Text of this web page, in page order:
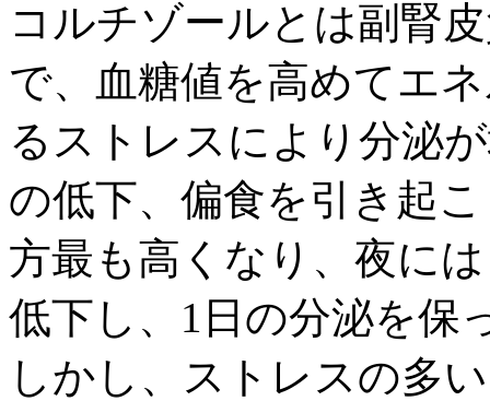
コルチゾールとは副腎
で、血糖値を高めてエ
るストレスにより分泌
の低下、偏食を引き起
方最も高くなり、夜に
低下し、1日の分泌を保
しかし、ストレスの多